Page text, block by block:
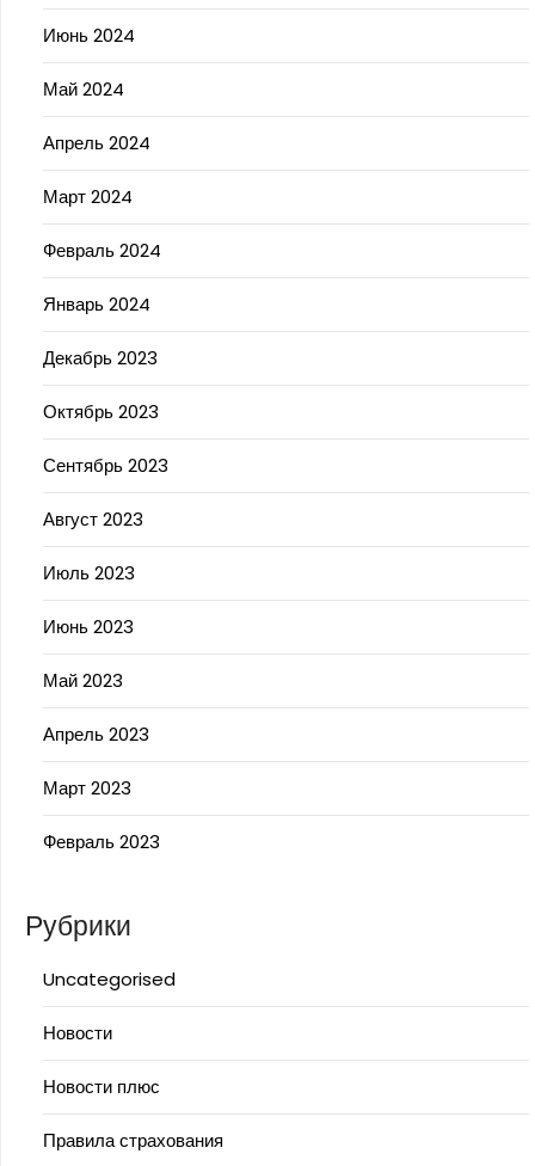
Июнь 2024
Май 2024
Апрель 2024
Март 2024
Февраль 2024
Январь 2024
Декабрь 2023
Октябрь 2023
Сентябрь 2023
Август 2023
Июль 2023
Июнь 2023
Май 2023
Апрель 2023
Март 2023
Февраль 2023
Рубрики
Uncategorised
Новости
Новости плюс
Правила страхования